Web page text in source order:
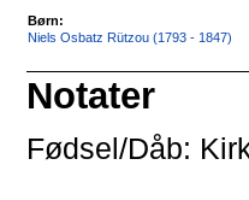
Børn:
Niels Osbatz Rützou (1793 - 1847)
Notater
Fødsel/Dåb: